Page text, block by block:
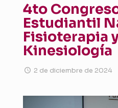
4to
Estudiantil
Fisioterapia
Kinesiología
2 de diciembre de 2024